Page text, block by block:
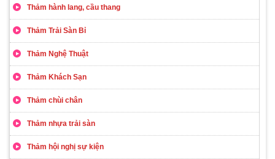
Thảm hành lang, cầu thang
Thảm Trải Sàn Bỉ
Thảm Nghệ Thuật
Thảm Khách Sạn
Thảm chùi chân
Thảm nhựa trải sàn
Thảm hội nghị sự kiện